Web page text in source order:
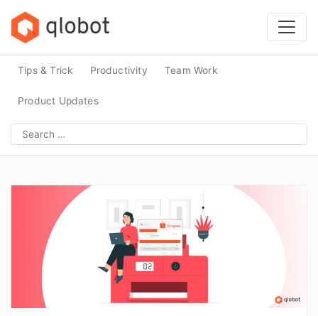
content
Tips & Trick Productivity Team Work
Product Updates
Search
for: